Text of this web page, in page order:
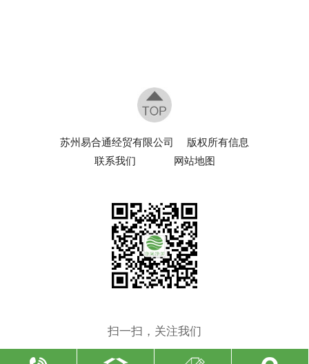
苏州易合通经贸有限公司
版权所有信息
联系我们
网站地图
扫一扫，关注我们